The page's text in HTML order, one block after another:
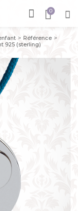
Référence
925 (sterling)